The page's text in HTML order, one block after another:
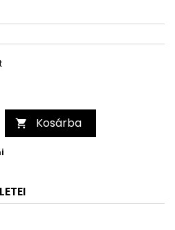
 Kosárba